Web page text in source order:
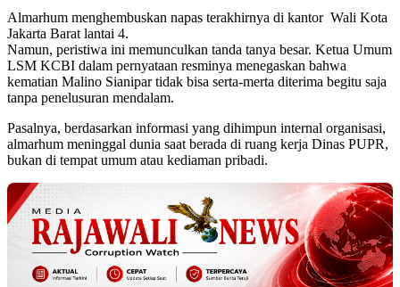
Almarhum menghembuskan napas terakhirnya di kantor Wali Kota
Jakarta Barat lantai 4.
Namun, peristiwa ini memunculkan tanda tanya besar. Ketua Umum
LSM KCBI dalam pernyataan resminya menegaskan bahwa
kematian Malino Sianipar tidak bisa serta-merta diterima begitu saja
tanpa penelusuran mendalam.
Pasalnya, berdasarkan informasi yang dihimpun internal organisasi,
almarhum meninggal dunia saat berada di ruang kerja Dinas PUPR,
bukan di tempat umum atau kediaman pribadi.